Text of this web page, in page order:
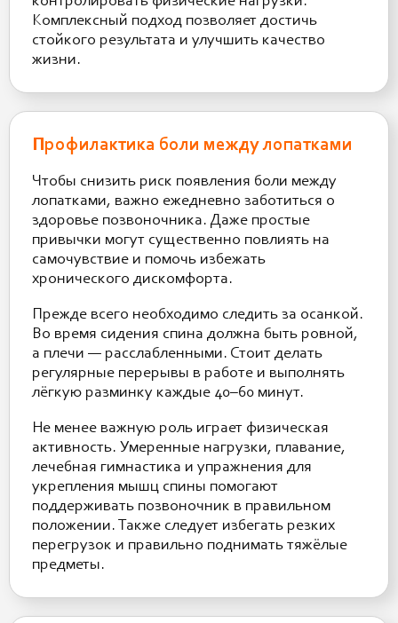
Комплексный подход позволяет достичь
стойкого результата и улучшить качество
жизни.
Профилактика боли между лопатками
Чтобы снизить риск появления боли между
лопатками, важно ежедневно заботиться о
здоровье позвоночника. Даже простые
привычки могут существенно повлиять на
самочувствие и помочь избежать
хронического дискомфорта.
Прежде всего необходимо следить за осанкой.
Во время сидения спина должна быть ровной,
а плечи — расслабленными. Стоит делать
регулярные перерывы в работе и выполнять
лёгкую разминку каждые 40–60 минут.
Не менее важную роль играет физическая
активность. Умеренные нагрузки, плавание,
лечебная гимнастика и упражнения для
укрепления мышц спины помогают
поддерживать позвоночник в правильном
положении. Также следует избегать резких
перегрузок и правильно поднимать тяжёлые
предметы.